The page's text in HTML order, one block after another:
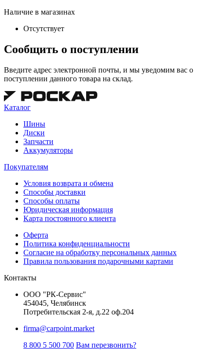
Наличие в магазинах
Отсутствует
Сообщить о поступлении
Введите адрес электронной почты, и мы уведомим вас о
поступлении данного товара на склад.
Каталог
Шины
Диски
Запчасти
Аккумуляторы
Покупателям
Условия возврата и обмена
Способы доставки
Способы оплаты
Юридическая информация
Карта постоянного клиента
Оферта
Политика конфиденциальности
Согласие на обработку персональных данных
Правила пользования подарочными картами
Контакты
ООО "РК-Сервис"
454045, Челябинск
Потребительская 2-я, д.22 оф.204
firma@carpoint.market
8 800 5 500 700 Вам перезвонить?